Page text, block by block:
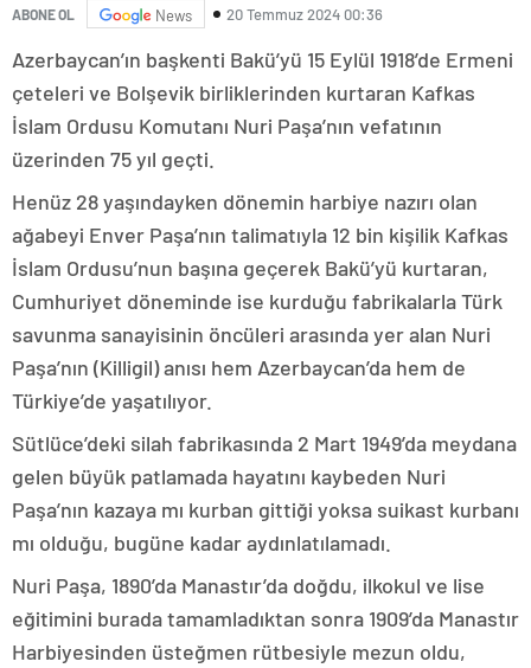
ABONE OL News 20 Temmuz 2024 00:36
Azerbaycan’ın başkenti Bakü’yü 15 Eylül 1918’de Ermeni
çeteleri ve Bolşevik birliklerinden kurtaran Kafkas
İslam Ordusu Komutanı Nuri Paşa’nın vefatının
üzerinden 75 yıl geçti.
Henüz 28 yaşındayken dönemin harbiye nazırı olan
ağabeyi Enver Paşa’nın talimatıyla 12 bin kişilik Kafkas
İslam Ordusu’nun başına geçerek Bakü’yü kurtaran,
Cumhuriyet döneminde ise kurduğu fabrikalarla Türk
savunma sanayisinin öncüleri arasında yer alan Nuri
Paşa’nın (Killigil) anısı hem Azerbaycan’da hem de
Türkiye’de yaşatılıyor.
Sütlüce’deki silah fabrikasında 2 Mart 1949’da meydana
gelen büyük patlamada hayatını kaybeden Nuri
Paşa’nın kazaya mı kurban gittiği yoksa suikast kurbanı
mı olduğu, bugüne kadar aydınlatılamadı.
Nuri Paşa, 1890’da Manastır’da doğdu, ilkokul ve lise
eğitimini burada tamamladıktan sonra 1909’da Manastır
Harbiyesinden üsteğmen rütbesiyle mezun oldu,